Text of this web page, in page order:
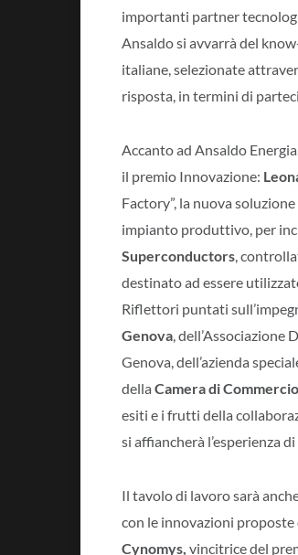
importanti partner
Ansaldo si avvarrà del
italiane, selezionate
risposta, in termini di
Accanto ad Ansaldo
il premio Innovazione:
Factory”, la nuova
impianto produttivo, per
Superconductors,
destinato ad essere
Riflettori puntati
Genova, dell’Associazione
Genova, dell’azienda
della Camera di
esiti e i frutti della
si affiancherà l’esperienza di
Il tavolo di lavoro sarà
con le innovazioni proposte
Cynomys, vincitrice del